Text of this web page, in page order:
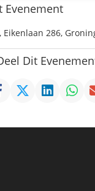
Evenement
286,
Dit